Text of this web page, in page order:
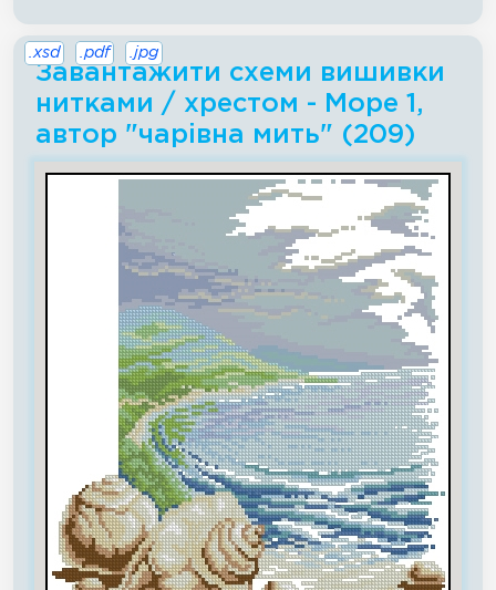
Завантажити схеми вишивки
нитками / хрестом - Море 1,
автор "чарiвна мить" (209)
.xsd .pdf .jpg